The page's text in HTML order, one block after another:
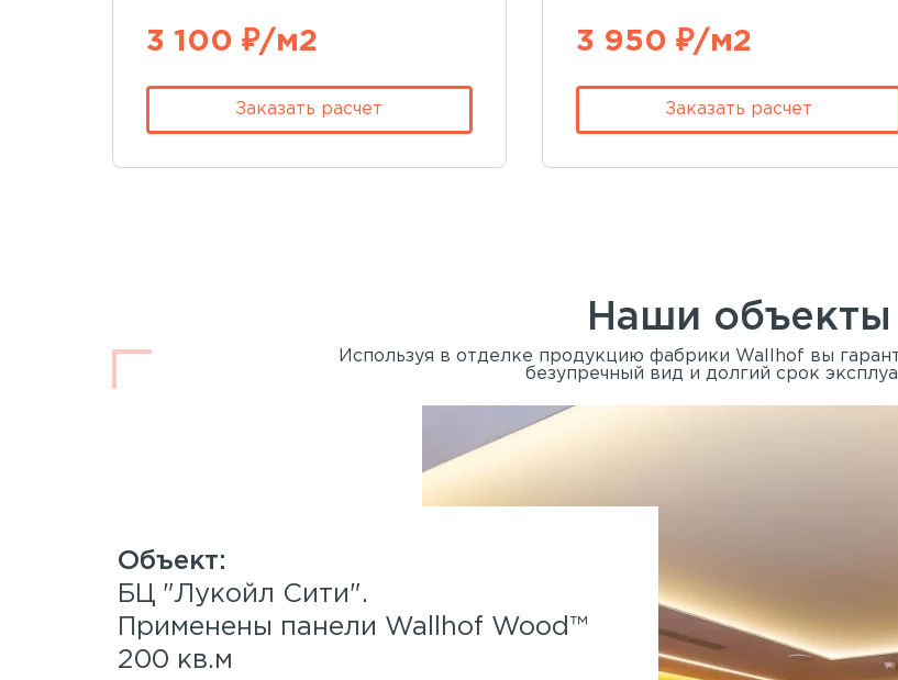
3 100 ₽/м2
Заказать расчет
3 950 ₽/м2
Заказать расчет
Наши объекты
Используя в отделке продукцию фабрики Wallhof вы
безупречный вид и долгий срок
БЦ "Лукойл Сити".
Применены панели Wallhof Wood™
200 кв.м
Spa-отель Parklane.
Применены панели
System™